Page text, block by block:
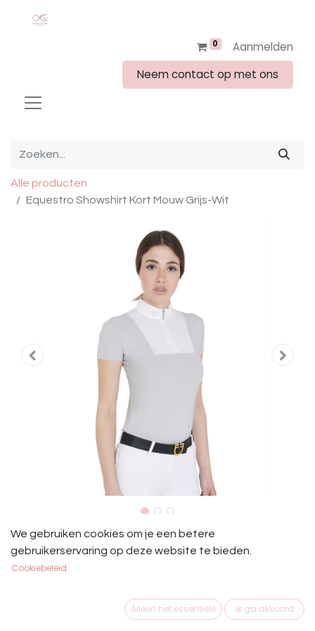
0
Aanmelden
Neem contact op met ons
Alle producten
Equestro Showshirt Kort Mouw Grijs-Wit
Equestro Showshirt Kort Mouw
Grijs-Wit
We gebruiken cookies om je een betere
gebruikerservaring op deze website te bieden.
Cookiebeleid
Alleen het essentiële Ik ga akkoord